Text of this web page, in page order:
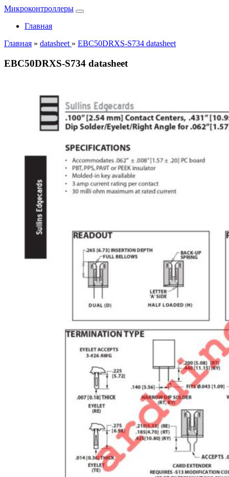
Микроконтроллеры
Главная
Главная » datasheet » EBC50DRXS-S734 datasheet
EBC50DRXS-S734 datasheet